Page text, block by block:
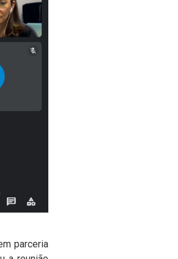
parceria